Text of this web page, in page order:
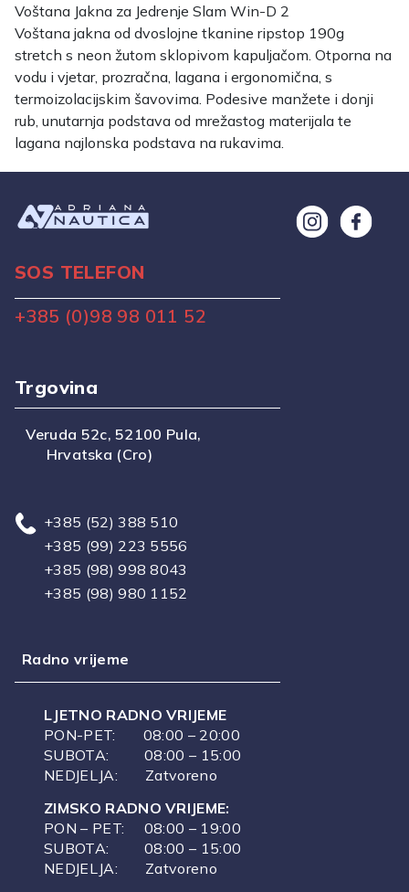
Voštana Jakna za Jedrenje Slam Win-D 2
Voštana jakna od dvoslojne tkanine ripstop 190g
stretch s neon žutom sklopivom kapuljačom. Otporna na
vodu i vjetar, prozračna, lagana i ergonomična, s
termoizolacijskim šavovima. Podesive manžete i donji
rub, unutarnja podstava od mrežastog materijala te
lagana najlonska podstava na rukavima.
SOS TELEFON
+385 (0)98 98 011 52
Trgovina
Veruda 52c, 52100 Pula,
Hrvatska (Cro)
+385 (52) 388 510
+385 (99) 223 5556
+385 (98) 998 8043
+385 (98) 980 1152
Radno vrijeme
LJETNO RADNO VRIJEME
PON-PET: 08:00 – 20:00
SUBOTA: 08:00 – 15:00
NEDJELJA: Zatvoreno
ZIMSKO RADNO VRIJEME:
PON – PET: 08:00 – 19:00
SUBOTA: 08:00 – 15:00
NEDJELJA: Zatvoreno